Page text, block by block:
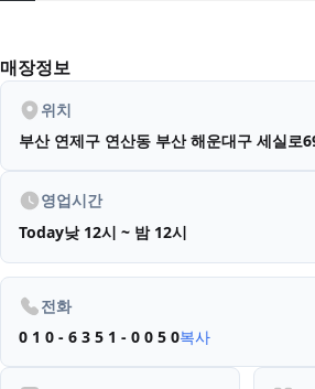
매장정보
위치
부산 연제구 연산동 부산 해운대구 세실로
영업시간
Today낮 12시 ~ 밤 12시
전화
0 1 0 - 6 3 5 1 - 0 0 5 0복사